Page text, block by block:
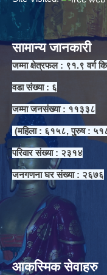
सामान्य जानकारी
जम्मा क्षेत्रफल : ९१.९ वर्ग
वडा संख्या : ६
जम्मा जनसंख्या : ११३३८
(महिला : ६१५८, पुरुष :
परिवार संख्या : २३१४
जनगणना घर संख्या : २६७६
आकस्मिक सेवाहरु